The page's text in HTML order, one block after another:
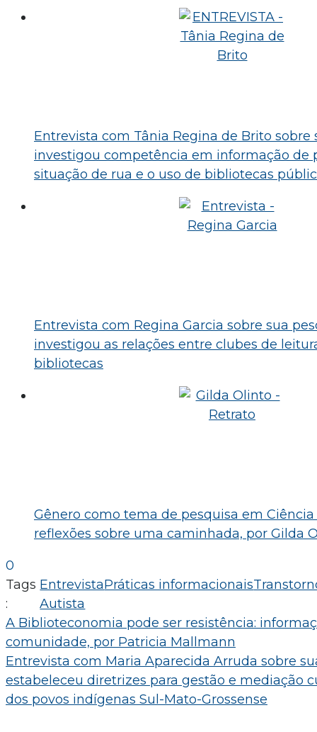
Entrevista com Tânia Regina de Brito sobre
investigou competência em informação de
situação de rua e o uso de bibliotecas
Entrevista com Regina Garcia sobre sua
investigou as relações entre clubes de
bibliotecas
Gênero como tema de pesquisa em
reflexões sobre uma caminhada, por Gilda
0
Tags
:
EntrevistaPráticas informacionais
Autista
Navegação
de
Post
A Biblioteconomia pode ser resistência:
comunidade, por Patricia Mallmann
Entrevista com Maria Aparecida Arruda sobre
estabeleceu diretrizes para gestão e mediação
dos povos indígenas Sul-Mato-Grossense